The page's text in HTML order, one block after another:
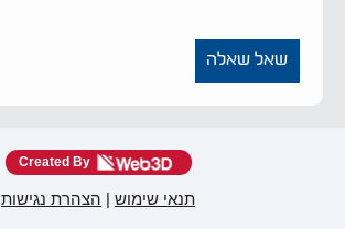
שאל שאלה
Created By
תנאי שימוש | הצהרת נגישות